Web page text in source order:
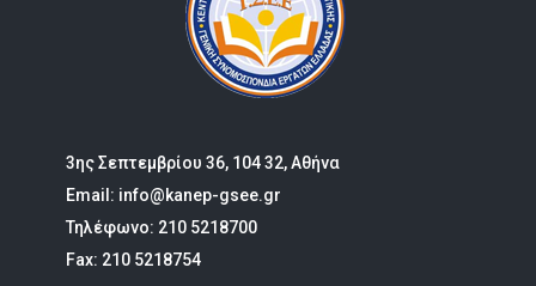
3ης Σεπτεμβρίου 36, 104 32, Αθήνα
Email: info@kanep-gsee.gr
Τηλέφωνο: 210 5218700
Fax: 210 5218754